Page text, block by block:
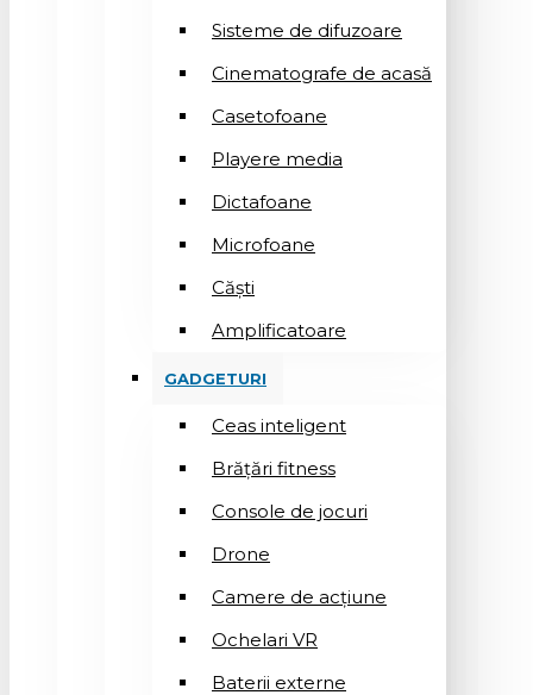
Sisteme de difuzoare
Cinematografe de acasă
Casetofoane
Playere media
Dictafoane
Microfoane
Căşti
Amplificatoare
GADGETURI
Ceas inteligent
Brățări fitness
Console de jocuri
Drone
Camere de acțiune
Ochelari VR
Baterii externe